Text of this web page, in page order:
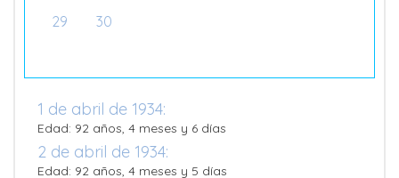
29
30
1 de abril de 1934:
Edad: 92 años, 4 meses y 6 días
2 de abril de 1934:
Edad: 92 años, 4 meses y 5 días